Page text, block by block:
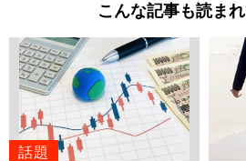
こんな記事も読ま
話題